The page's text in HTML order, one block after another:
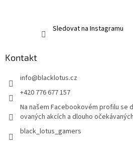
Sledovat na Instagramu
Kontakt
info@blacklotus.cz
+420 776 677 157
Na našem Facebookovém profilu se
ovaných akcích a dlouho
black_lotus_gamers